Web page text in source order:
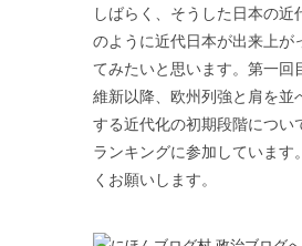
しばらく、そうした日本の近
のように近代日本が出来上が
てみたいと思います。第一回
維新以降、欧州列強と肩を並
する近代化の初期段階につい
ランキングに参加しています
くお願いします。